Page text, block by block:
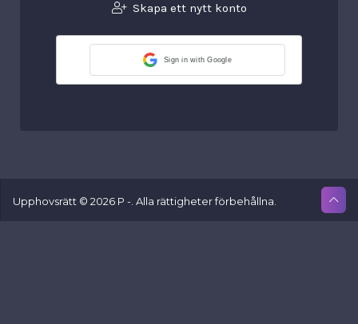
Skapa ett nytt konto
Sign in with Google
Upphovsrätt © 2026 P -. Alla rättigheter förbehållna.